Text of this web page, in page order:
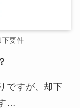
下要件
ですが、却下
…